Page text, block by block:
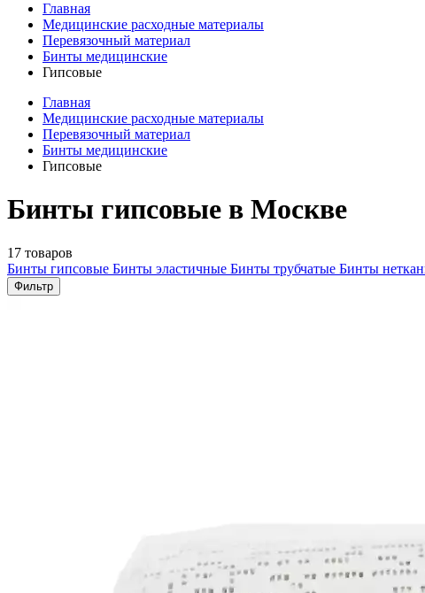
Главная
Медицинские расходные материалы
Перевязочный материал
Бинты медицинские
Гипсовые
Главная
Медицинские расходные материалы
Перевязочный материал
Бинты медицинские
Гипсовые
Бинты гипсовые в Москве
17 товаров
Бинты гипсовые Бинты эластичные Бинты трубчатые Бинты
Фильтр